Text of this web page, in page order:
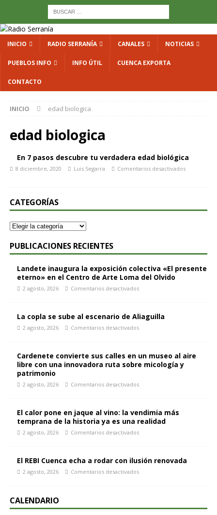
INICIO RADIO SERRANÍA CANALES NOTICIAS
PUEBLOS INFO INFO ÚTIL CUENCA EXPORTA
CONTACTO
INICIO edad biologica
edad biologica
En 7 pasos descubre tu verdadera edad biológica
8 diciembre, 2020 Luis Segarra Comentarios desactivados
CATEGORÍAS
PUBLICACIONES RECIENTES
Landete inaugura la exposición colectiva «El presente
eterno» en el Centro de Arte Loma del Olvido
2 agosto, 2026 Comentarios desactivados
La copla se sube al escenario de Aliaguilla
2 agosto, 2026 Comentarios desactivados
Cardenete convierte sus calles en un museo al aire
libre con una innovadora ruta sobre micología y
patrimonio
2 agosto, 2026 Comentarios desactivados
El calor pone en jaque al vino: la vendimia más
temprana de la historia ya es una realidad
2 agosto, 2026 Comentarios desactivados
El REBI Cuenca echa a rodar con ilusión renovada
2 agosto, 2026 Comentarios desactivados
CALENDARIO